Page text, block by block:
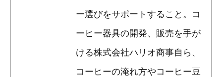
ー選びをサポートすること。コ
ーヒー器具の開発、販売を手が
ける株式会社ハリオ商事自ら、
コーヒーの淹れ方やコーヒー豆